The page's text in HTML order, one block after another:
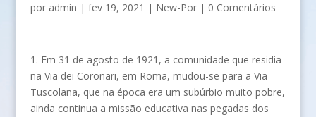
por admin | fev 19, 2021 | New-Por| 0 Comentários
1. Em 31 de agosto de 1921, a comunidade que residia
na Via dei Coronari, em Roma, mudou-se para a Via
Tuscolana, que na época era um subúrbio muito pobre,
ainda continua a missão educativa nas pegadas dos